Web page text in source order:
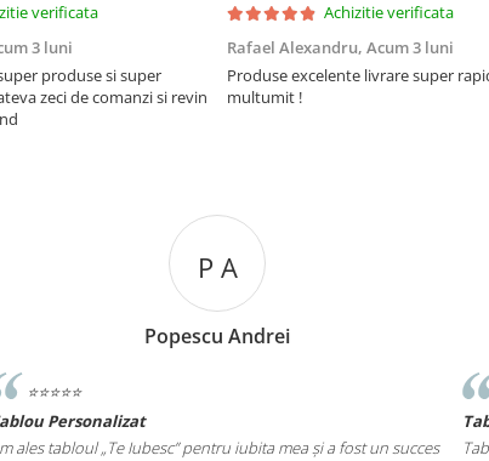
verificata
3 luni
produse si super
zeci de comanzi si revin
Achizitie verificata
Rafael Alexandru, Acum 3 luni
Produse excelente livrare super
multumit !
P A
Popescu Andrei
⭐️⭐️⭐️⭐️⭐️
Personalizat
ales tabloul „Te Iubesc” pentru iubita mea și a fost un succes